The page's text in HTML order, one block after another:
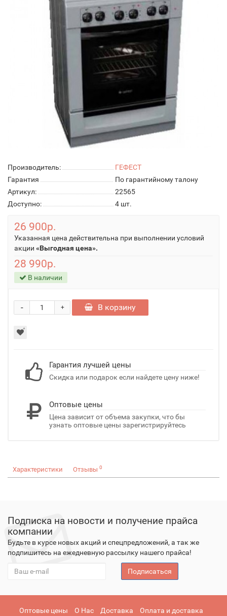
Производитель:
ГЕФЕСТ
Гарантия
По гарантийному талону
Артикул:
22565
Доступно:
4 шт.
26 900р.
Указанная цена действительна при выполнении условий
акции «Выгодная цена».
28 990р.
В наличии
+
- В корзину
Гарантия лучшей цены
Скидка или подарок если найдете цену ниже!
Оптовые цены
Цена зависит от объема закупки, что бы
узнать оптовые цены зарегистрируйтесь
Характеристики Отзывы 0
Подписка на новости и получение прайса
компании
Будьте в курсе новых акций и спецпредложений, а так же
подпишитесь на ежедневную рассылку нашего прайса!
Подписаться
Оптовые цены О Нас Доставка Оплата и доставка